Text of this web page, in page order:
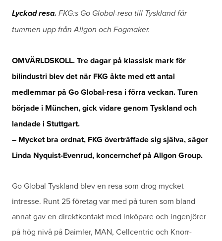
Lyckad resa. FKG:s Go Global-resa till Tyskland får
tummen upp från Allgon och Fogmaker.
OMVÄRLDSKOLL. Tre dagar på klassisk mark för
bilindustri blev det när FKG åkte med ett antal
medlemmar på Go Global-resa i förra veckan. Turen
började i München, gick vidare genom Tyskland och
landade i Stuttgart.
– Mycket bra ordnat, FKG överträffade sig själva, säger
Linda Nyquist-Evenrud, koncernchef på Allgon Group.
Go Global Tyskland blev en resa som drog mycket
intresse. Runt 25 företag var med på turen som bland
annat gav en direktkontakt med inköpare och ingenjörer
på hög nivå på Daimler, MAN, Cellcentric och Knorr-